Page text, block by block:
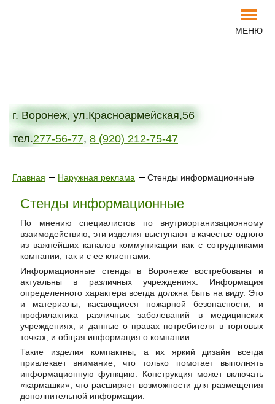
г. Воронеж, ул.Красноармейская,56
тел.277-56-77, 8 (920) 212-75-47
Главная Наружная реклама Стенды информационные
Стенды информационные
По мнению специалистов по внутриорганизационному
взаимодействию, эти изделия выступают в качестве одного
из важнейших каналов коммуникации как с сотрудниками
компании, так и с ее клиентами.
Информационные стенды в Воронеже востребованы и
актуальны в различных учреждениях. Информация
определенного характера всегда должна быть на виду. Это
и материалы, касающиеся пожарной безопасности, и
профилактика различных заболеваний в медицинских
учреждениях, и данные о правах потребителя в торговых
точках, и общая информация о компании.
Такие изделия компактны, а их яркий дизайн всегда
привлекает внимание, что только помогает выполнять
информационную функцию. Конструкция может включать
«кармашки», что расширяет возможности для размещения
дополнительной информации.
МЕНЮ